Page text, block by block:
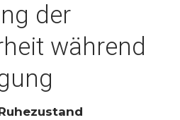
der
während